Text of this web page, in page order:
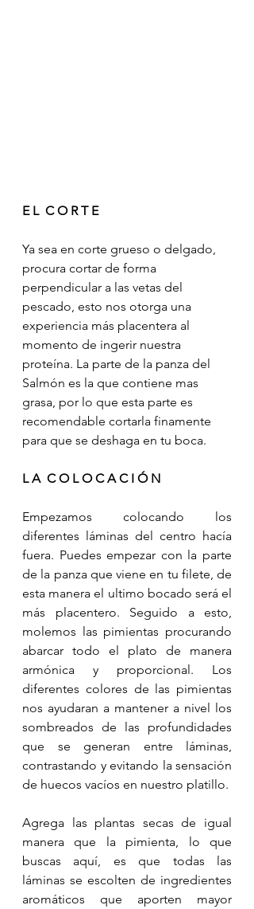
E L  C O R T E
Ya sea en corte grueso o delgado,
procura cortar de forma
perpendicular a las vetas del
pescado, esto nos otorga una
experiencia más placentera al
momento de ingerir nuestra
proteína. La parte de la panza del
Salmón es la que contiene mas
grasa, por lo que esta parte es
recomendable cortarla finamente
para que se deshaga en tu boca.
L A  C O L O C A C I Ó N
Empezamos colocando los
diferentes láminas del centro hacía
fuera. Puedes empezar con la parte
de la panza que viene en tu filete, de
esta manera el ultimo bocado será el
más placentero. Seguido a esto,
molemos las pimientas procurando
abarcar todo el plato de manera
armónica y proporcional. Los
diferentes colores de las pimientas
nos ayudaran a mantener a nivel los
sombreados de las profundidades
que se generan entre láminas,
contrastando y evitando la sensación
de huecos vacíos en nuestro platillo.
Agrega las plantas secas de igual
manera que la pimienta, lo que
buscas aquí, es que todas las
láminas se escolten de ingredientes
aromáticos que aporten mayor